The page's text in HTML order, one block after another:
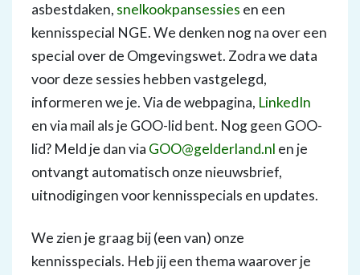
asbestdaken, snelkookpansessies en een
kennisspecial NGE. We denken nog na over een
special over de Omgevingswet. Zodra we data
voor deze sessies hebben vastgelegd,
informeren we je. Via de webpagina, LinkedIn
en via mail als je GOO-lid bent. Nog geen GOO-
lid? Meld je dan via GOO@gelderland.nl en je
ontvangt automatisch onze nieuwsbrief,
uitnodigingen voor kennisspecials en updates.
We zien je graag bij (een van) onze
kennisspecials. Heb jij een thema waarover je